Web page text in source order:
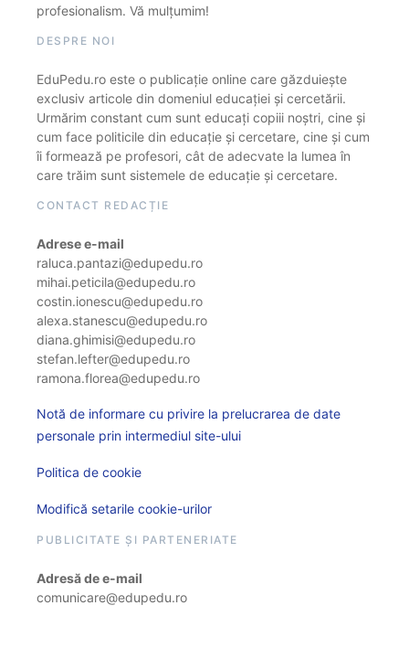
profesionalism. Vă mulțumim!
DESPRE NOI
EduPedu.ro este o publicație online care găzduiește
exclusiv articole din domeniul educației și cercetării.
Urmărim constant cum sunt educați copiii noștri, cine și
cum face politicile din educație și cercetare, cine și cum
îi formează pe profesori, cât de adecvate la lumea în
care trăim sunt sistemele de educație și cercetare.
CONTACT REDACȚIE
Adrese e-mail
raluca.pantazi@edupedu.ro
mihai.peticila@edupedu.ro
costin.ionescu@edupedu.ro
alexa.stanescu@edupedu.ro
diana.ghimisi@edupedu.ro
stefan.lefter@edupedu.ro
ramona.florea@edupedu.ro
Notă de informare cu privire la prelucrarea de date
personale prin intermediul site-ului
Politica de cookie
Modifică setarile cookie-urilor
PUBLICITATE ȘI PARTENERIATE
Adresă de e-mail
comunicare@edupedu.ro